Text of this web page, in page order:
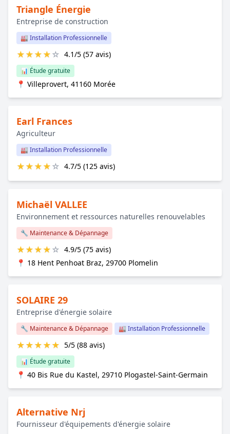
Triangle Énergie
Entreprise de construction
🏭 Installation Professionnelle
★★★★☆ 4.1/5 (57 avis)
📊 Étude gratuite
📍 Villeprovert, 41160 Morée
Earl Frances
Agriculteur
🏭 Installation Professionnelle
★★★★☆ 4.7/5 (125 avis)
Michaël VALLEE
Environnement et ressources naturelles renouvelables
🔧 Maintenance & Dépannage
★★★★☆ 4.9/5 (75 avis)
📍 18 Hent Penhoat Braz, 29700 Plomelin
SOLAIRE 29
Entreprise d'énergie solaire
🔧 Maintenance & Dépannage 🏭 Installation Professionnelle
★★★★★ 5/5 (88 avis)
📊 Étude gratuite
📍 40 Bis Rue du Kastel, 29710 Plogastel-Saint-Germain
Alternative Nrj
Fournisseur d'équipements d'énergie solaire